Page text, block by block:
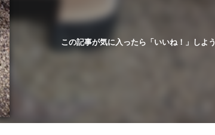
この記事が気に入ったら「いいね！」しよう